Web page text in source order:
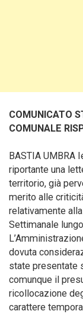
COMUNICATO
COMUNALE
BASTIA UMBRA
riportante una
territorio, già
merito alle
relativamente
Settimanale
dovuta
state presentate
comunque il
ricollocazione
carattere